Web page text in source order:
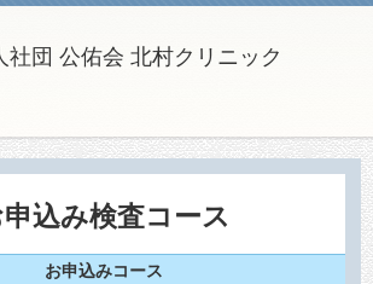
社団 公佑会 北村クリニック
申込み検査コース
お申込みコース